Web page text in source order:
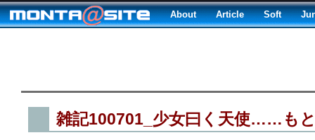
About Article Soft
雑記100701_少女曰く天使……も